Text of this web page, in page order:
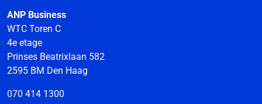
ANP Business
WTC Toren C
4e etage
Prinses Beatrixlaan 582
2595 BM Den Haag
070 414 1300